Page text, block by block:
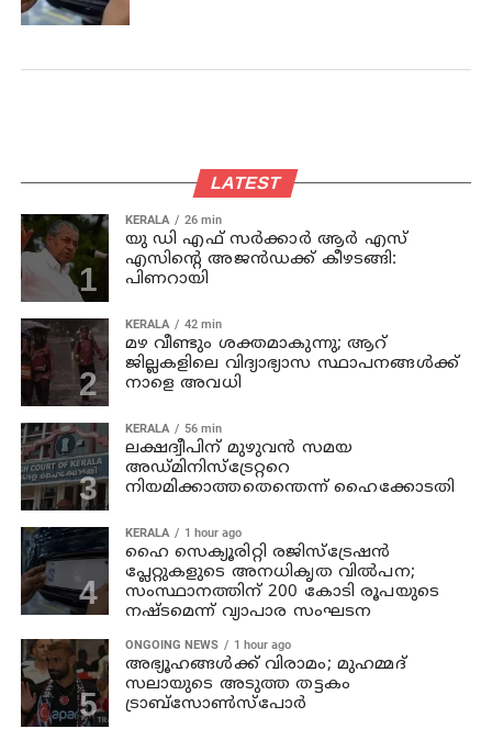
LATEST
KERALA 26 min
യു ഡി എഫ് സര്‍ക്കാര്‍ ആര്‍ എസ്
എസിന്റെ അജന്‍ഡക്ക്‌ കീഴടങ്ങി:
പിണറായി
KERALA 42 min
മഴ വീണ്ടും ശക്തമാകുന്നു; ആറ്
ജില്ലകളിലെ വിദ്യാഭ്യാസ സ്ഥാപനങ്ങള്‍ക്ക്
നാളെ അവധി
KERALA 56 min
ലക്ഷദ്വീപിന് മുഴുവന്‍ സമയ
അഡ്മിനിസ്‌ട്രേറ്ററെ
നിയമിക്കാത്തതെന്തെന്ന് ഹൈക്കോടതി
KERALA 1 hour ago
ഹൈ സെക്യൂരിറ്റി രജിസ്‌ട്രേഷന്‍
പ്ലേറ്റുകളുടെ അനധികൃത വില്‍പന;
സംസ്ഥാനത്തിന് 200 കോടി രൂപയുടെ
നഷ്ടമെന്ന് വ്യാപാര സംഘടന
ONGOING NEWS 1 hour ago
അഭ്യൂഹങ്ങള്‍ക്ക് വിരാമം; മുഹമ്മദ്
സലായുടെ അടുത്ത തട്ടകം
ട്രാബ്സോണ്‍സ്പോര്‍